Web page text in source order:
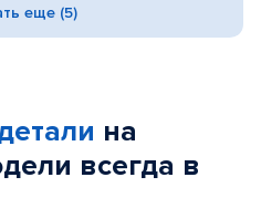
еще (5)
на
всегда в